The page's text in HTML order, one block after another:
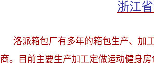
浙江
洛派箱包厂有多年的箱包生产、加
商。目前主要生产加工定做运动健身